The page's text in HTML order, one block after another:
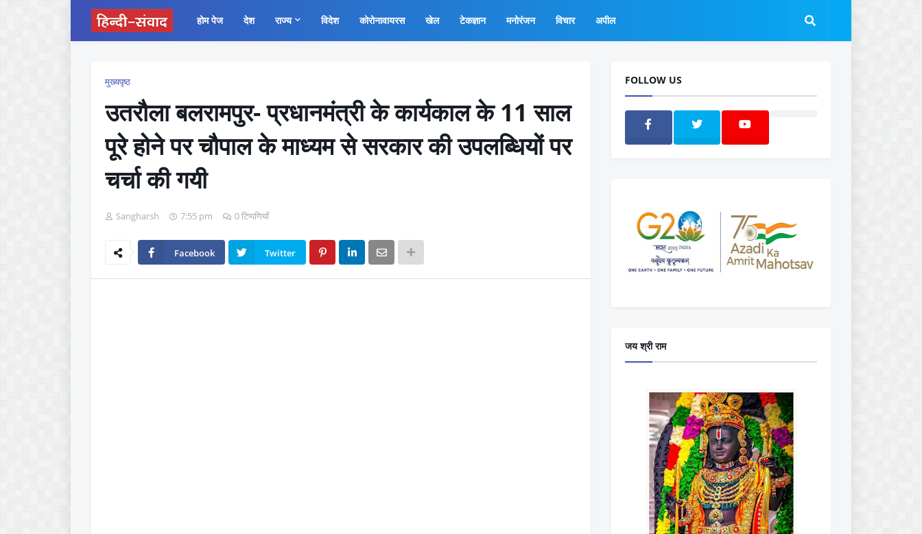
होम पेज देश राज्य विदेश कोरोनावायरस खेल टेकज्ञान मनोरंजन विचार अपील
मुख्यपृष्ठ
उतरौला बलरामपुर- प्रधानमंत्री के कार्यकाल के 11 साल
पूरे होने पर चौपाल के माध्यम से सरकार की उपलब्धियों पर
चर्चा की गयी
Sangharsh 7:55 pm 0 टिप्पणियाँ
Facebook Twitter
FOLLOW US
जय श्री राम